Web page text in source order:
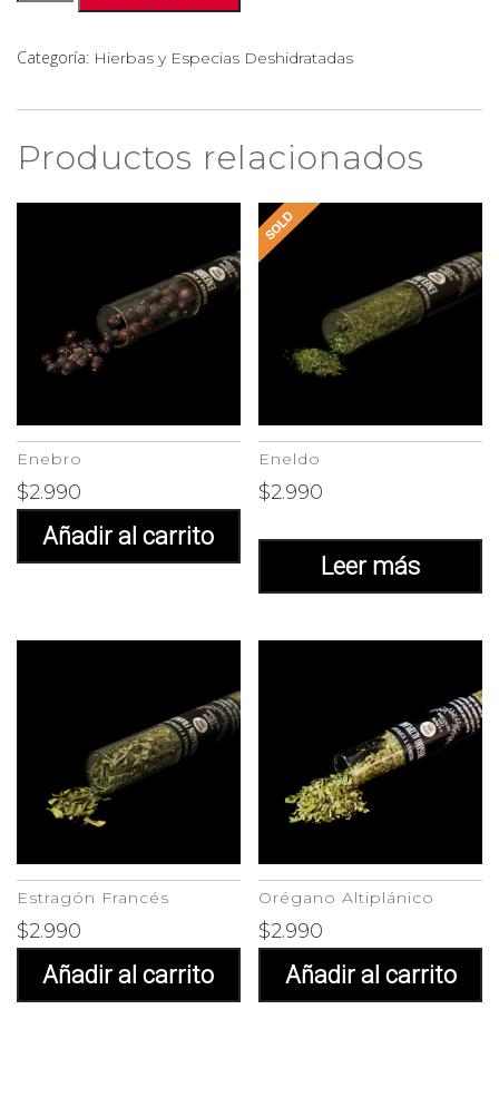
Categoría: Hierbas y Especias Deshidratadas
Productos relacionados
Enebro
$2.990
Añadir al carrito
Eneldo
$2.990
Leer más
Estragón Francés
$2.990
Añadir al carrito
Orégano Altiplánico
$2.990
Añadir al carrito